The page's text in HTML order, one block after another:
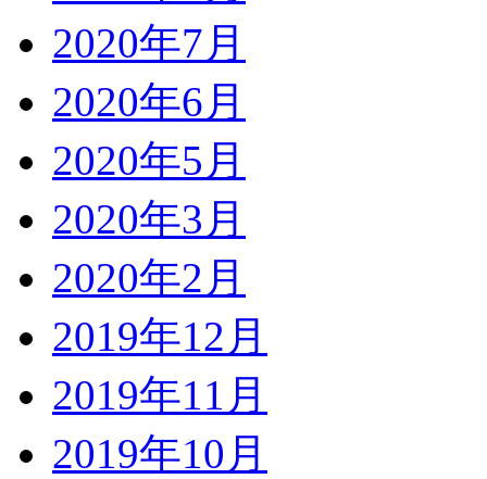
2020年7月
2020年6月
2020年5月
2020年3月
2020年2月
2019年12月
2019年11月
2019年10月